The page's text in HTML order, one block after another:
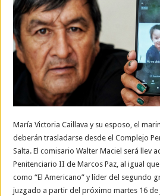
María Victoria Caillava y su esposo, el
deberán trasladarse desde el Complejo
Salta. El comisario Walter Maciel será llev
Penitenciario II de Marcos Paz, al igual
como “El Americano” y líder del segundo
juzgado a partir del próximo martes 16